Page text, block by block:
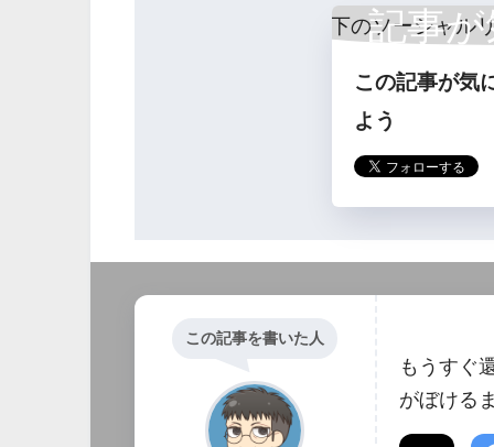
記事
ら
この記事が気
よう
この記事を書いた人
もうすぐ
がぼける